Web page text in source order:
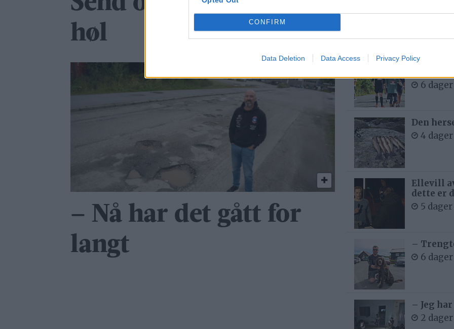
CONFIRM
Data Deletion Data Access Privacy Policy
høl
– Nå har det gått for
langt
3
– Det
6
Den
4
Ellevill
dette er
5
–
6
– Jeg
2